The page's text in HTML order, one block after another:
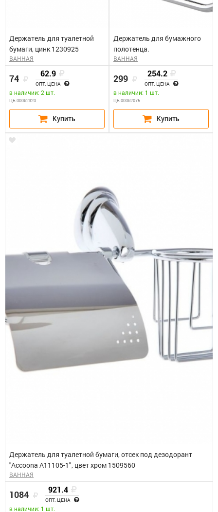
Держатель для туалетной
бумаги, цинк 1230925
ВАННАЯ
74 62.9
ОПТ. ЦЕНА
в наличии: 2 шт.
ЦБ-00062320
Держатель для бумажного
полотенца.
ВАННАЯ
299 254.2
ОПТ. ЦЕНА
в наличии: 1 шт.
ЦБ-00062075
Держатель для туалетной бумаги, отсек под дезодорант
"Accoona A11105-1", цвет хром 1509560
ВАННАЯ
1084 921.4
ОПТ. ЦЕНА
в наличии: 1 шт.